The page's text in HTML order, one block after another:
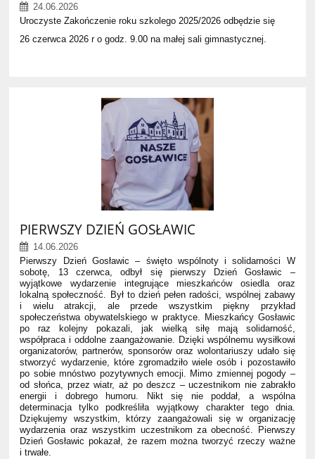
24.06.2026
Uroczyste Zakończenie roku szkolego 2025/2026 odbędzie się
26 czerwca 2026 r o godz. 9.00 na małej sali gimnastycznej.
PIERWSZY DZIEŃ GOSŁAWIC
14.06.2026
Pierwszy Dzień Gosławic – święto wspólnoty i solidarności W
sobotę, 13 czerwca, odbył się pierwszy Dzień Gosławic –
wyjątkowe wydarzenie integrujące mieszkańców osiedla oraz
lokalną społeczność. Był to dzień pełen radości, wspólnej zabawy
i wielu atrakcji, ale przede wszystkim piękny przykład
społeczeństwa obywatelskiego w praktyce. Mieszkańcy Gosławic
po raz kolejny pokazali, jak wielką siłę mają solidarność,
współpraca i oddolne zaangażowanie. Dzięki wspólnemu wysiłkowi
organizatorów, partnerów, sponsorów oraz wolontariuszy udało się
stworzyć wydarzenie, które zgromadziło wiele osób i pozostawiło
po sobie mnóstwo pozytywnych emocji. Mimo zmiennej pogody –
od słońca, przez wiatr, aż po deszcz – uczestnikom nie zabrakło
energii i dobrego humoru. Nikt się nie poddał, a wspólna
determinacja tylko podkreśliła wyjątkowy charakter tego dnia.
Dziękujemy wszystkim, którzy zaangażowali się w organizację
wydarzenia oraz wszystkim uczestnikom za obecność. Pierwszy
Dzień Gosławic pokazał, że razem można tworzyć rzeczy ważne
i trwałe.